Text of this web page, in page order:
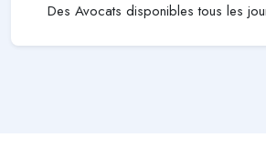
Des Avocats disponibles tous les